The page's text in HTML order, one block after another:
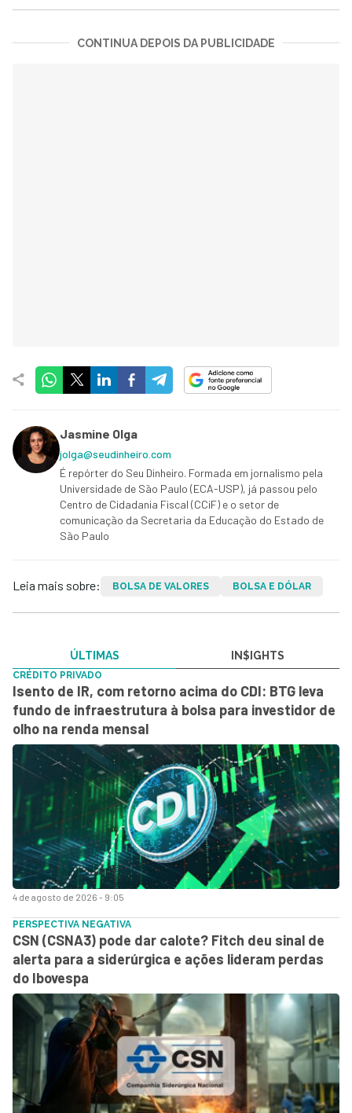
CONTINUA DEPOIS DA PUBLICIDADE
Jasmine Olga
jolga@seudinheiro.com
É repórter do Seu Dinheiro. Formada em jornalismo pela
Universidade de São Paulo (ECA-USP), já passou pelo
Centro de Cidadania Fiscal (CCiF) e o setor de
comunicação da Secretaria da Educação do Estado de
São Paulo
Leia mais sobre: BOLSA DE VALORES BOLSA E DÓLAR
ÚLTIMAS IN$IGHTS
4 de agosto de 2026 - 9:05
CRÉDITO PRIVADO
Isento de IR, com retorno acima do CDI: BTG leva
fundo de infraestrutura à bolsa para investidor de
olho na renda mensal
PERSPECTIVA NEGATIVA
CSN (CSNA3) pode dar calote? Fitch deu sinal de
alerta para a siderúrgica e ações lideram perdas
do Ibovespa